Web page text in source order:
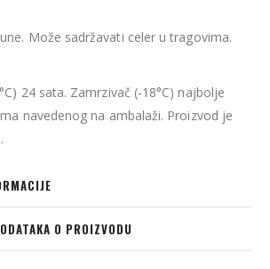
Može sadržavati celer u tragovima.
24 sata. Zamrzivač (-18°C) najbolje
navedenog na ambalaži. Proizvod je
O PROIZVODU